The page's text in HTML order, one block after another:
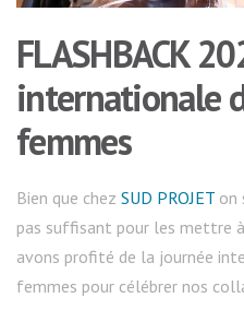
FLASHBACK
internationale
femmes
Bien que chez SUD PROJET on
pas suffisant pour les mettre à
avons profité de la journée
femmes pour célébrer nos